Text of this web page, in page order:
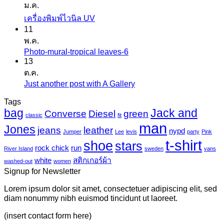
บน
นวาส
ม.ค.
เครื่องพิมพ์ไวนิล UVไม่มี
บน
ไว
11
พ.ค.
Photo-mural-tropical leaves-6ไม่มี
mural-
tropical
leaves-
13
ต.ค.
Just another post with A Galleryไม่มี
เห็น
บน
Just
another
post
Tags
bag classic Converse Diesel fit green Jack and
Jones jeans Jumper leather Lee levis man nypd party Pink
River Island rock chick run shoe stars sweden t-shirt vans
washed-out white women สติกเกอร์ผ้า
Signup for Newsletter
Lorem ipsum dolor sit amet, consectetuer adipiscing elit, sed
diam nonummy nibh euismod tincidunt ut laoreet.
(insert contact form here)